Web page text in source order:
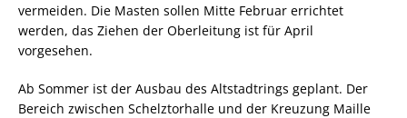
vermeiden. Die Masten sollen Mitte Februar errichtet
werden, das Ziehen der Oberleitung ist für April
vorgesehen.
Ab Sommer ist der Ausbau des Altstadtrings geplant. Der
Bereich zwischen Schelztorhalle und der Kreuzung Maille